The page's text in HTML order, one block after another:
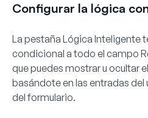
Configurar la lógica
La pestaña Lógica Inteligente
condicional a todo el campo
que puedes mostrar u ocultar
basándote en las entradas
del formulario.